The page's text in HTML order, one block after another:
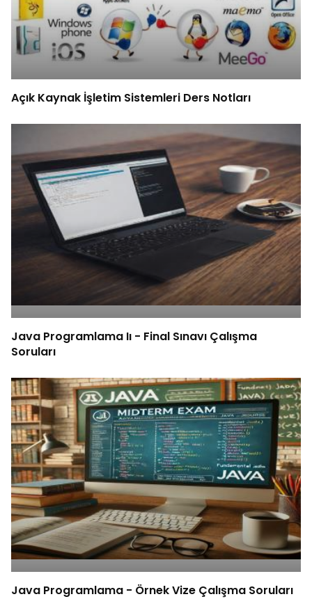
Açık Kaynak İşletim Sistemleri Ders Notları
Java Programlama Iı - Final Sınavı Çalışma
Soruları
Java Programlama - Örnek Vize Çalışma Soruları